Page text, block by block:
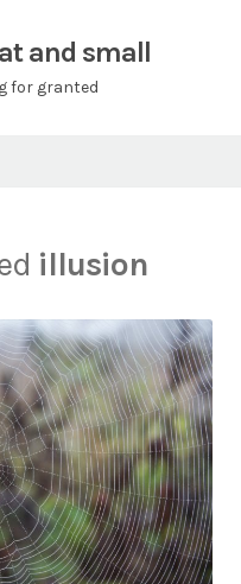
and small
for granted
illusion